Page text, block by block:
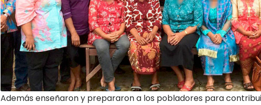
Además enseñaron y prepararon a los pobladores para